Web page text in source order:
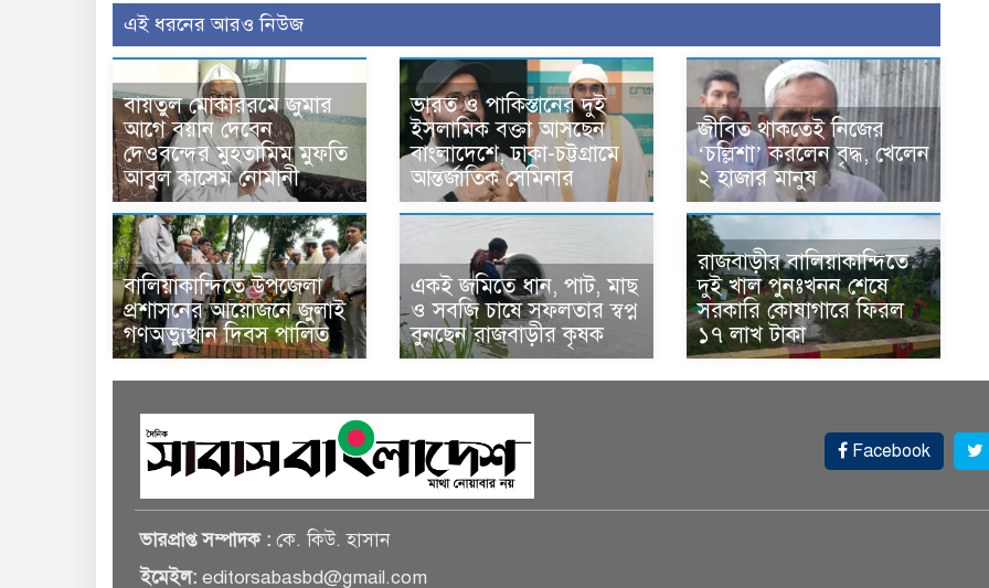
এই ধরনের আরও নিউজ
বায়তুল মোকাররমে জুমার
আগে বয়ান দেবেন
দেওবন্দের মুহতামিম মুফতি
আবুল কাসেম নোমানী
ভারত ও পাকিস্তানের দুই
ইসলামিক বক্তা আসছেন
বাংলাদেশে, ঢাকা-চট্টগ্রামে
আন্তর্জাতিক সেমিনার
জীবিত থাকতেই নিজের
‘চল্লিশা’ করলেন বৃদ্ধ, খেলেন
২ হাজার মানুষ
বালিয়াকান্দিতে উপজেলা
প্রশাসনের আয়োজনে জুলাই
গণঅভ্যুত্থান দিবস পালিত
একই জমিতে ধান, পাট, মাছ
ও সবজি চাষে সফলতার স্বপ্ন
বুনছেন রাজবাড়ীর কৃষক
রাজবাড়ীর বালিয়াকান্দিতে
দুই খাল পুনঃখনন শেষে
সরকারি কোষাগারে ফিরল
১৭ লাখ টাকা
Facebook
ভারপ্রাপ্ত সম্পাদক : কে. কিউ. হাসান
ইমেইল: editorsabasbd@gmail.com